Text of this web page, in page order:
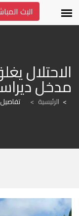
البث
مدخل
الرئيسية > تفاصيل